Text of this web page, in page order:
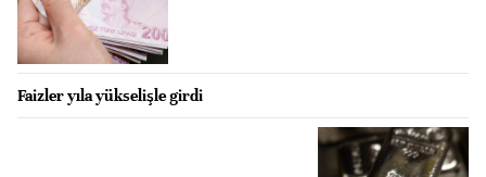
Faizler yıla yükselişle girdi